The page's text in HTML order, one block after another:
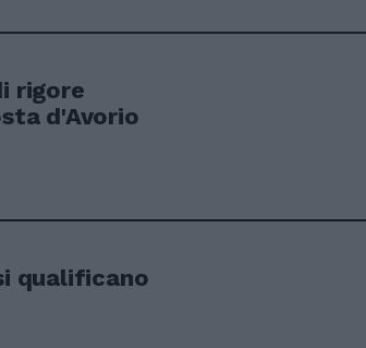
rigore
d'Avorio
qualificano